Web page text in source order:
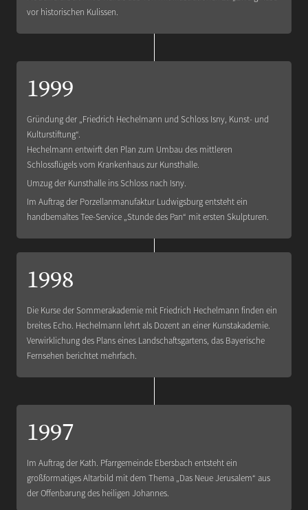
vor historischen Kulissen.
1999
Gründung der „Friedrich Hechelmann und Schloss Isny, Kunst- und
Kulturstiftung“.
Hechelmann entwirft den Plan zum Umbau des mittleren
Schlossflügels vom Krankenhaus zur Kunsthalle.
Umzug der Kunsthalle ins Schloss nach Isny.
Im Auftrag der Porzellanmanufaktur Ludwigsburg entsteht ein
handbemaltes Tee-Service „Stunde des Pan“ mit ersten Skulpturen.
1998
Die Kurse der Sommerakademie mit Friedrich Hechelmann finden ein
breites Echo. Hechelmann lehrt als Dozent an einer Kunstakademie.
Verwirklichung des Plans eines Landschaftsgartens, das Bayerische
Fernsehen berichtet mehrfach.
1997
Im Auftrag der Kath. Pfarrgemeinde Ebersbach entsteht ein
großformatiges Altarbild mit dem Thema „Das Neue Jerusalem“ aus
der Offenbarung des heiligen Johannes.